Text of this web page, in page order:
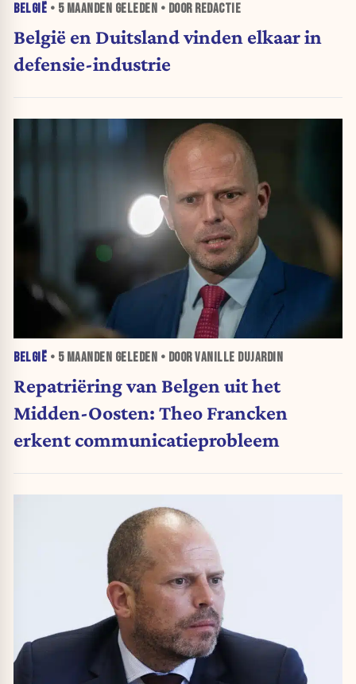
BELGIË • 5 MAANDEN GELEDEN • DOOR REDACTIE
België en Duitsland vinden elkaar in
defensie-industrie
BELGIË • 5 MAANDEN GELEDEN • DOOR VANILLE DUJARDIN
Repatriëring van Belgen uit het
Midden-Oosten: Theo Francken
erkent communicatieprobleem